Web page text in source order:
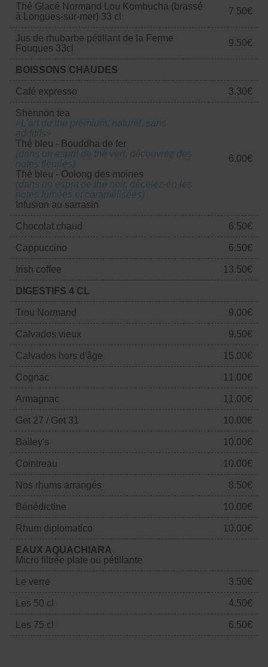
Thé Glacé Normand Lou Kombucha (brassé
à Longues-sur-mer) 33 cl
7.50€
Jus de rhubarbe pétillant de la Ferme
Fouques 33cl
9.50€
BOISSONS CHAUDES
Café expresso 3.30€
Shennon tea
Thé bleu - Bouddha de fer
Thé bleu - Oolong des moines
Infusion au sarrasin
6.00€
Chocolat chaud 6.50€
Cappuccino 6.50€
Irish coffee 13.50€
DIGESTIFS 4 CL
Trou Normand 9.00€
Calvados vieux 9.50€
Calvados hors d'âge 15.00€
Cognac 11.00€
Armagnac 11.00€
Get 27 / Get 31 10.00€
Bailey's 10.00€
Cointreau 10.00€
Nos rhums arrangés 8.50€
Bénédictine 10.00€
Rhum diplomatico 10.00€
EAUX AQUACHIARA
Micro filtrée plate ou pétillante
Le verre 3.50€
Les 50 cl 4.50€
Les 75 cl 6.50€